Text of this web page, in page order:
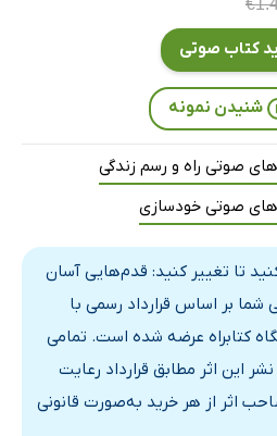
کتاب صوتی
شنیدن نمونه
صوتی راه و رسم زندگی
صوتی خودسازی
تا تغییر کنید: قدم‌هایی آسان
شما بر اساس قرارداد رسمی با
کتابراه عرضه شده است. تمامی
این اثر مطابق قرارداد رعایت
اثر از هر خرید به‌صورت قانونی